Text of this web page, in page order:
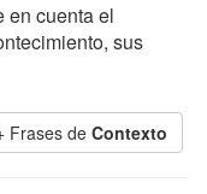
en cuenta el
sus
Frases de Contexto